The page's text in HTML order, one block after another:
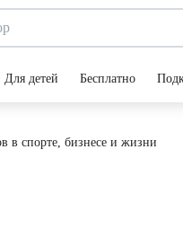
Для детей Бесплатно
в спорте, бизнесе и жизни